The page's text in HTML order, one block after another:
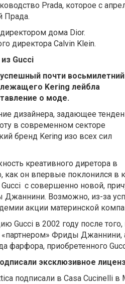
Prada, которое с
Прада.
дома Dior.
директора Calvin Klein.
Gucci
почти восьмилетний
Kering лейбла
о моде.
дизайнера, задающее
в современном секторе
бренд Kering изо всех сил
креативного диретора в
как он впервые поклонился
с совершенно новой,
Возможно, из-за
акции материнской
Gucci в 2002 году после
Фриды
фарфора, приобретенного
эксклюзивное
подписали в Casa